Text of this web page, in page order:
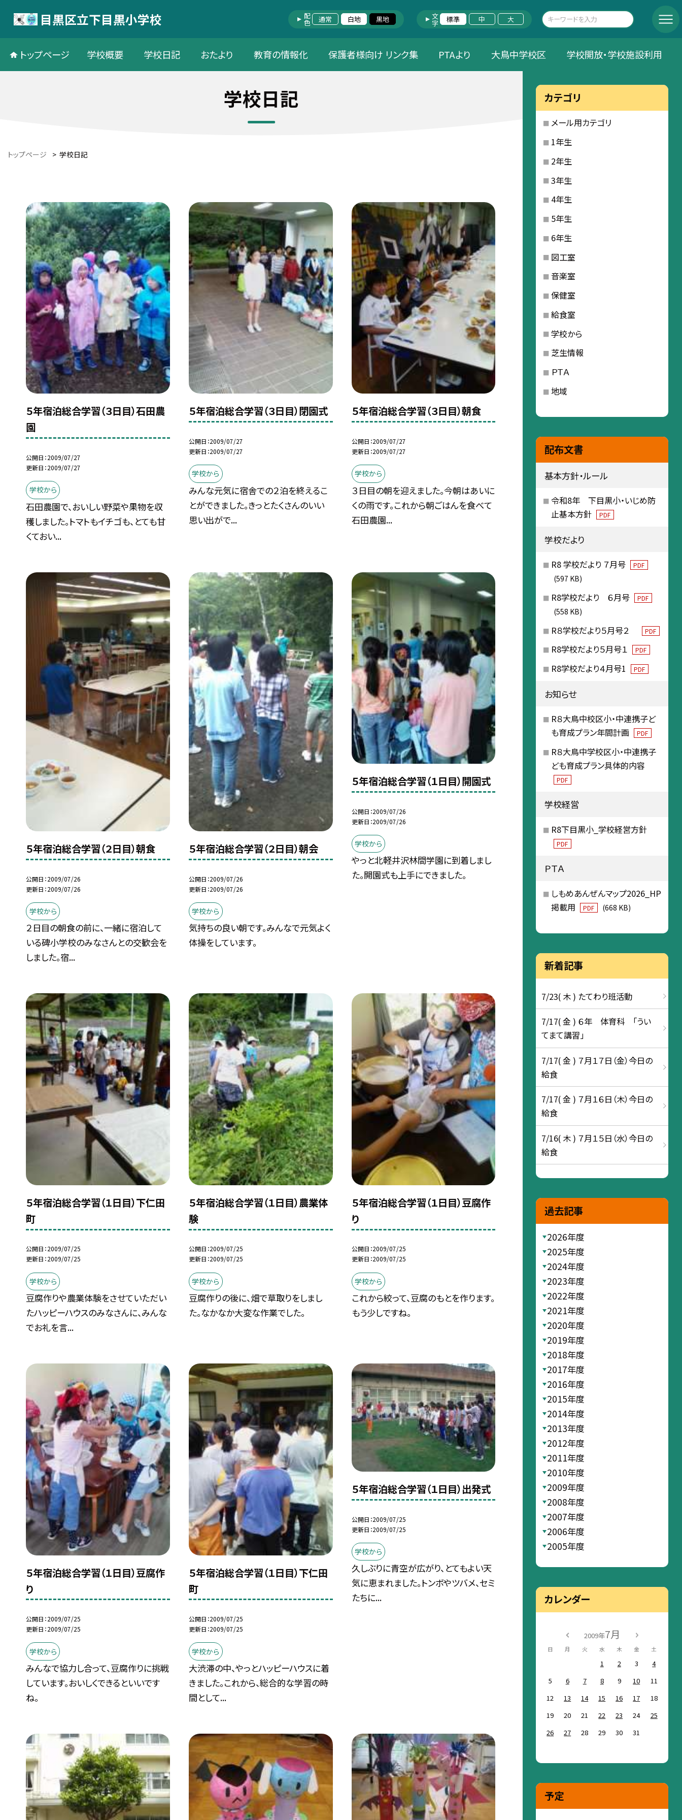
目黒区立下目黒小学校 配色 通常 白地 黒地 文字 標準 中 大
トップページ 学校概要 学校日記 おたより 教育の情報化 保護者様向け リンク集 PTAより 大鳥中学校区 学校開放・学校施設利用
学校日記
トップページ > 学校日記
５年宿泊総合学習（３日目）石田農
園
公開日 2009/07/27
更新日 2009/07/27
学校から
石田農園で、おいしい野菜や果物を収
穫しました。トマトもイチゴも、とても甘
くておい...
５年宿泊総合学習（３日目）閉園式
公開日 2009/07/27
更新日 2009/07/27
学校から
みんな元気に宿舎での２泊を終えるこ
とができました。きっとたくさんのいい
思い出がで...
５年宿泊総合学習（３日目）朝食
公開日 2009/07/27
更新日 2009/07/27
学校から
３日目の朝を迎えました。今朝はあいに
くの雨です。これから朝ごはんを食べて
石田農園...
５年宿泊総合学習（２日目）朝食
公開日 2009/07/26
更新日 2009/07/26
学校から
２日目の朝食の前に、一緒に宿泊して
いる碑小学校のみなさんとの交歓会を
しました。宿...
５年宿泊総合学習（２日目）朝会
公開日 2009/07/26
更新日 2009/07/26
学校から
気持ちの良い朝です。みんなで元気よく
体操をしています。
５年宿泊総合学習（１日目）開園式
公開日 2009/07/26
更新日 2009/07/26
学校から
やっと北軽井沢林間学園に到着しまし
た。開園式も上手にできました。
５年宿泊総合学習（１日目）下仁田
町
公開日 2009/07/25
更新日 2009/07/25
学校から
豆腐作りや農業体験をさせていただい
たハッピーハウスのみなさんに、みんな
でお礼を言...
５年宿泊総合学習（１日目）農業体
験
公開日 2009/07/25
更新日 2009/07/25
学校から
豆腐作りの後に、畑で草取りをしまし
た。なかなか大変な作業でした。
５年宿泊総合学習（１日目）豆腐作
り
公開日 2009/07/25
更新日 2009/07/25
学校から
これから絞って、豆腐のもとを作ります。
もう少しですね。
５年宿泊総合学習（１日目）豆腐作
り
公開日 2009/07/25
更新日 2009/07/25
学校から
みんなで協力し合って、豆腐作りに挑戦
しています。おいしくできるといいです
ね。
５年宿泊総合学習（１日目）下仁田
町
公開日 2009/07/25
更新日 2009/07/25
学校から
大渋滞の中、やっとハッピーハウスに着
きました。これから、総合的な学習の時
間として...
５年宿泊総合学習（１日目）出発式
公開日 2009/07/25
更新日 2009/07/25
学校から
久しぶりに青空が広がり、とてもよい天
気に恵まれました。トンボやツバメ、セミ
たちに...
カテゴリ
メール用カテゴリ
1年生
2年生
3年生
4年生
5年生
6年生
図工室
音楽室
保健室
給食室
学校から
芝生情報
ＰＴＡ
地域
配布文書
基本方針・ルール
令和8年 下目黒小・いじめ防
止基本方針
PDF
学校だより
R8 学校だより ７月号 PDF
(597 KB)
R8学校だより ６月号 PDF
(558 KB)
R８学校だより５月号２ PDF
R8学校だより５月号１ PDF
R8学校だより４月号1 PDF
お知らせ
R８大鳥中校区小・中連携子ど
も育成プラン年間計画
PDF
R８大鳥中学校区小・中連携子
ども育成プラン具体的内容
PDF
学校経営
R8下目黒小_学校経営方針
PDF
ＰＴＡ
しもめあんぜんマップ2026_HP
掲載用
PDF (668 KB)
新着記事
7/23( 木 ) たてわり班活動
7/17( 金 ) ６年 体育科 「うい
てまて講習」
7/17( 金 ) ７月１７日（金）今日の
給食
7/17( 金 ) ７月１６日（木）今日の
給食
7/16( 木 ) ７月１５日（水）今日の
給食
過去記事
2026年度
2025年度
2024年度
2023年度
2022年度
2021年度
2020年度
2019年度
2018年度
2017年度
2016年度
2015年度
2014年度
2013年度
2012年度
2011年度
2010年度
2009年度
2008年度
2007年度
2006年度
2005年度
カレンダー
2009年7月
日 月 火 水 木 金 土
1 2 3
4
5
6 7 8 9 10
11
12
13 14 15 16 17
18
19
20 21 22 23 24
25
26
27 28 29 30 31
予定